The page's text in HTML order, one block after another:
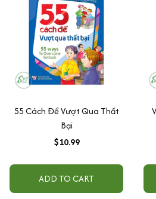
55 Cách Để Vượt Qua Thất
Bại
$10.99
ADD TO CART